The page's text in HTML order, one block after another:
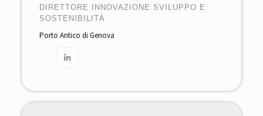
DIRETTORE INNOVAZIONE SVILUPPO E
SOSTENIBILITÀ
Porto Antico di Genova